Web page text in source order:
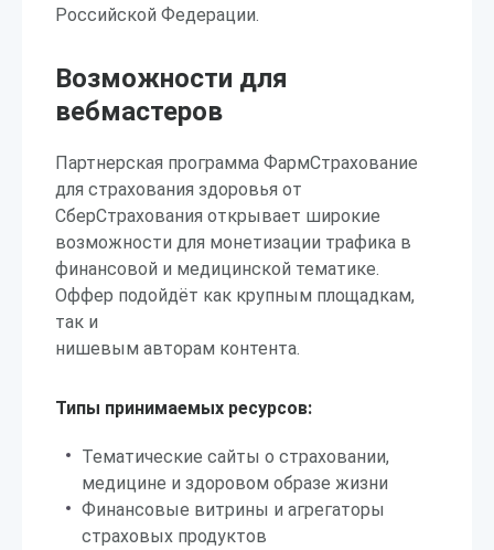
Российской Федерации.
Возможности для
вебмастеров
Партнерская программа ФармСтрахование
для страхования здоровья от
СберСтрахования открывает широкие
возможности для монетизации трафика в
финансовой и медицинской тематике.
Оффер подойдёт как крупным площадкам,
так и
нишевым авторам контента.
Типы принимаемых ресурсов:
Тематические сайты о страховании,
медицине и здоровом образе жизни
Финансовые витрины и агрегаторы
страховых продуктов